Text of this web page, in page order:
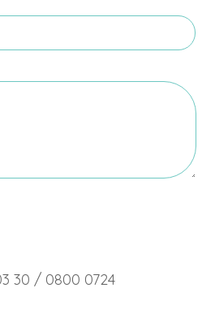
30 / 0800 0724